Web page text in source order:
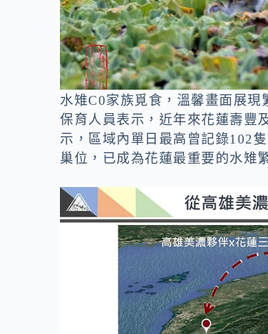
水雉C0家族覓食，溫馨畫面展
保育人員表示，近年來花蓮壽豐
示，區域內單日最高曾記錄102
巢位，已成為花蓮最重要的水雉